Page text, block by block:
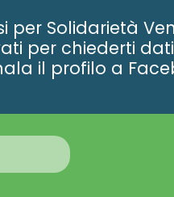
Solidarietà
per chiederti
il profilo a